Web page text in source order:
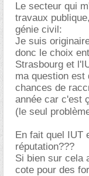
Le secteur qui
travaux
génie civil:
Je suis
donc le choix
Strasbourg et
ma question est
chances de
année car c'est
(le seul
En fait quel IUT
réputation???
Si bien sur cela
cote pour des